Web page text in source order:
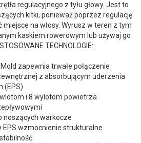
regulacyjnego z tyłu głowy. Jest to
kitki, ponieważ poprzez regulację
na włosy. Wyrusz w teren z tym
kaskiem rowerowym lub używaj go
TECHNOLOGIE:
zapewnia trwałe połączenie
z absorbującym uderzenia
(EPS)
i 8 wylotom powietrza
noszących warkocze
wzmocnienie strukturalne